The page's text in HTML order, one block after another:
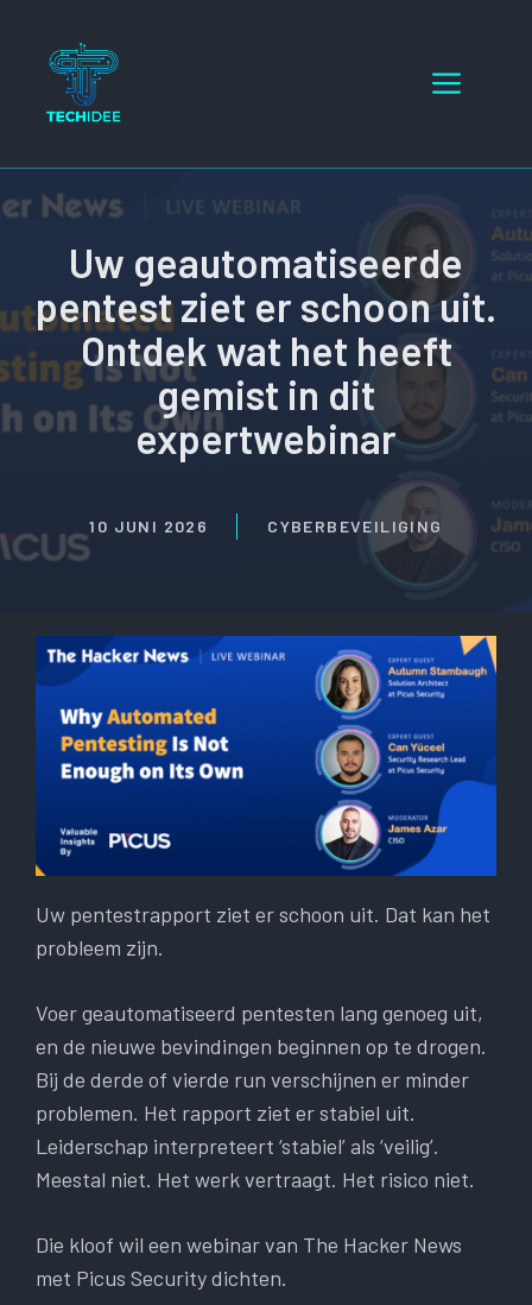
inhoud
Menu
Uw geautomatiseerde
pentest ziet er schoon uit.
Ontdek wat het heeft
gemist in dit
expertwebinar
10 JUNI 2026 CYBERBEVEILIGING
Uw pentestrapport ziet er schoon uit. Dat kan het
probleem zijn.
Voer geautomatiseerd pentesten lang genoeg uit,
en de nieuwe bevindingen beginnen op te drogen.
Bij de derde of vierde run verschijnen er minder
problemen. Het rapport ziet er stabiel uit.
Leiderschap interpreteert ‘stabiel’ als ‘veilig’.
Meestal niet. Het werk vertraagt. Het risico niet.
Die kloof wil een webinar van The Hacker News
met Picus Security dichten.